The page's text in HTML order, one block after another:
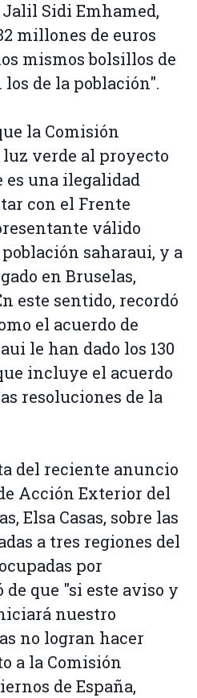
Sidi Emhamed,
millones de euros
mismos bolsillos de
de la población".
la Comisión
luz verde al proyecto
es una ilegalidad
con el Frente
válido
saharaui, y a
en Bruselas,
este sentido, recordó
el acuerdo de
le han dado los 130
incluye el acuerdo
resoluciones de la
del reciente anuncio
Acción Exterior del
Elsa Casas, sobre las
a tres regiones del
por
que "si este aviso y
nuestro
no logran hacer
a la Comisión
de España,